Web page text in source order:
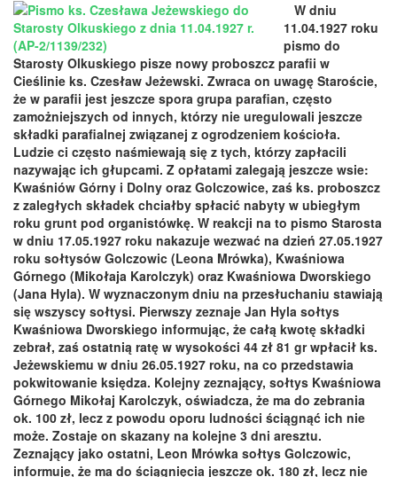
W dniu
11.04.1927 roku
pismo do
Starosty Olkuskiego pisze nowy proboszcz parafii w
Cieślinie ks. Czesław Jeżewski. Zwraca on uwagę Staroście,
że w parafii jest jeszcze spora grupa parafian, często
zamożniejszych od innych, którzy nie uregulowali jeszcze
składki parafialnej związanej z ogrodzeniem kościoła.
Ludzie ci często naśmiewają się z tych, którzy zapłacili
nazywając ich głupcami. Z opłatami zalegają jeszcze wsie:
Kwaśniów Górny i Dolny oraz Golczowice, zaś ks. proboszcz
z zaległych składek chciałby spłacić nabyty w ubiegłym
roku grunt pod organistówkę. W reakcji na to pismo Starosta
w dniu 17.05.1927 roku nakazuje wezwać na dzień 27.05.1927
roku sołtysów Golczowic (Leona Mrówka), Kwaśniowa
Górnego (Mikołaja Karolczyk) oraz Kwaśniowa Dworskiego
(Jana Hyla). W wyznaczonym dniu na przesłuchaniu stawiają
się wszyscy sołtysi. Pierwszy zeznaje Jan Hyla sołtys
Kwaśniowa Dworskiego informując, że całą kwotę składki
zebrał, zaś ostatnią ratę w wysokości 44 zł 81 gr wpłacił ks.
Jeżewskiemu w dniu 26.05.1927 roku, na co przedstawia
pokwitowanie księdza. Kolejny zeznający, sołtys Kwaśniowa
Górnego Mikołaj Karolczyk, oświadcza, że ma do zebrania
ok. 100 zł, lecz z powodu oporu ludności ściągnąć ich nie
może. Zostaje on skazany na kolejne 3 dni aresztu.
Zeznający jako ostatni, Leon Mrówka sołtys Golczowic,
informuje, że ma do ściągnięcia jeszcze ok. 180 zł, lecz nie